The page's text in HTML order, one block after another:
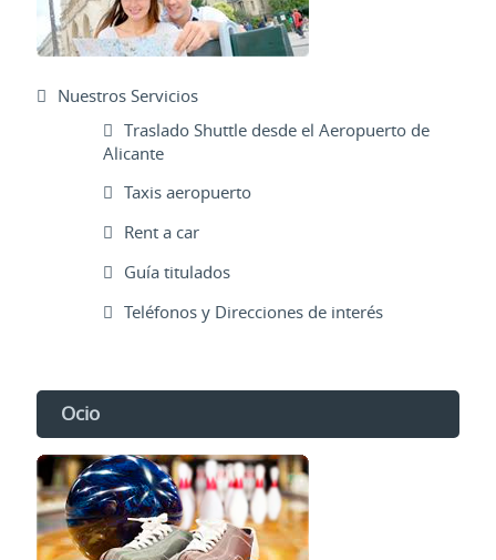
Nuestros Servicios
Traslado Shuttle desde el Aeropuerto de
Alicante
Taxis aeropuerto
Rent a car
Guía titulados
Teléfonos y Direcciones de interés
Ocio